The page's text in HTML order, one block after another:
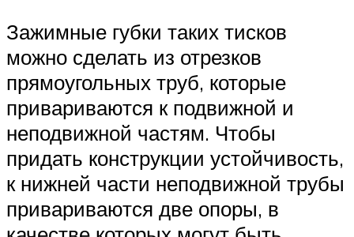
Зажимные губки таких тисков
можно сделать из отрезков
прямоугольных труб, которые
привариваются к подвижной и
неподвижной частям. Чтобы
придать конструкции устойчивость,
к нижней части неподвижной трубы
привариваются две опоры, в